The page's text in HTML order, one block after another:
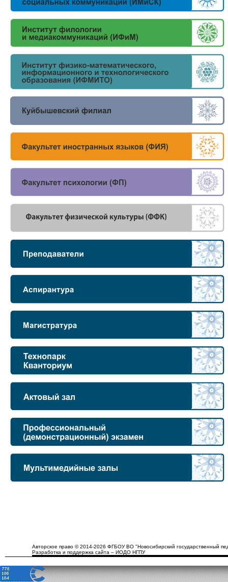
Авторское право © 2014-2026 ФГБОУ ВО "Новосибирский государственный
Разработка и поддержка сайта – ИОДО НГПУ